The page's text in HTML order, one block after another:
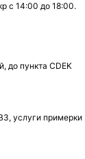
с 14:00 до 18:00.
до пункта CDEK
услуги примерки